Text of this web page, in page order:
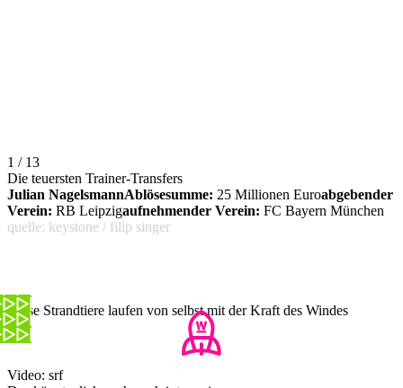
1 / 13
Die teuersten Trainer-Transfers
Julian NagelsmannAblösesumme: 25 Millionen Euroabgebender
Verein: RB Leipzigaufnehmender Verein: FC Bayern München
quelle: keystone / filip singer
Diese Strandtiere laufen von selbst mit der Kraft des Windes
Video: srf